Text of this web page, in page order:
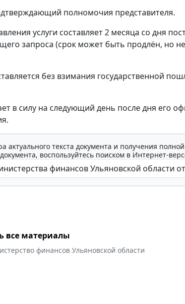
полномочия представителя.
услуги составляет 2 месяца со дня
запроса (срок может быть продлён, но
без взимания государственной
в силу на следующий день после дня его
актуального текста документа и получения
воспользуйтесь поиском в Интернет-
все материалы
финансов Ульяновской области